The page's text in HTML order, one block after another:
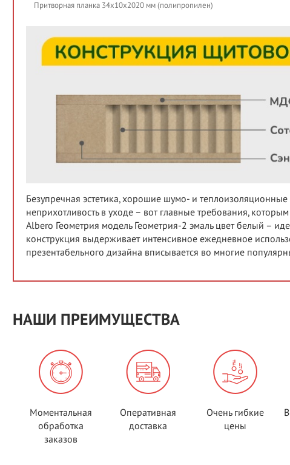
Притворная планка 34х10х2020 мм (полипропилен)
Безупречная эстетика, хорошие шумо- и
неприхотливость в уходе – вот главные требования,
Albero Геометрия модель Геометрия-2 эмаль цвет белый –
конструкция выдерживает интенсивное ежедневное
презентабельного дизайна вписывается во многие
НАШИ ПРЕИМУЩЕСТВА
Моментальная
обработка
заказов
Оперативная
доставка
Очень гибкие
цены